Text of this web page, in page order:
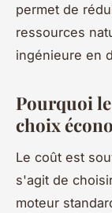
permet de
ressources
ingénieure en
Pourquoi
choix
Le coût est
s'agit de
moteur